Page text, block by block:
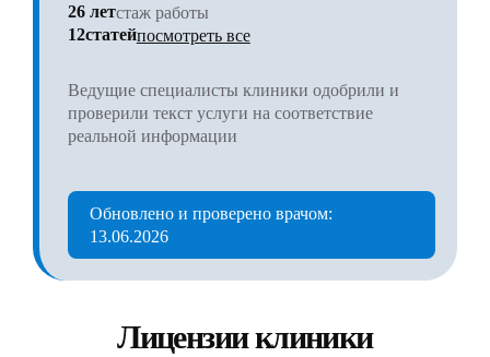
26 летстаж работы
12статейпосмотреть все
Ведущие специалисты клиники одобрили и
проверили текст услуги на соответствие
реальной информации
Обновлено и проверено врачом:
13.06.2026
Лицензии клиники